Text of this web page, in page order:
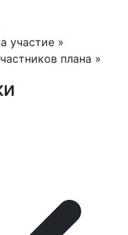
участие »
плана »